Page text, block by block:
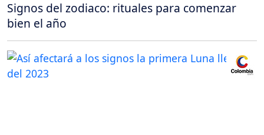
Signos del zodiaco: rituales para comenzar
bien el año